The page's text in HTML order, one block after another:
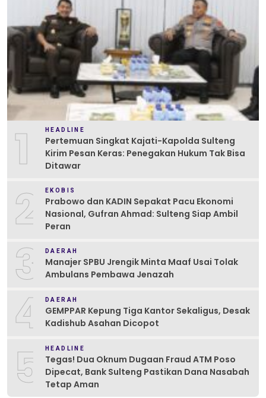
1 HEADLINE
Pertemuan Singkat Kajati-Kapolda Sulteng
Kirim Pesan Keras: Penegakan Hukum Tak Bisa
Ditawar
2 EKOBIS
Prabowo dan KADIN Sepakat Pacu Ekonomi
Nasional, Gufran Ahmad: Sulteng Siap Ambil
Peran
3 DAERAH
Manajer SPBU Jrengik Minta Maaf Usai Tolak
Ambulans Pembawa Jenazah
4 DAERAH
GEMPPAR Kepung Tiga Kantor Sekaligus, Desak
Kadishub Asahan Dicopot
5 HEADLINE
Tegas! Dua Oknum Dugaan Fraud ATM Poso
Dipecat, Bank Sulteng Pastikan Dana Nasabah
Tetap Aman